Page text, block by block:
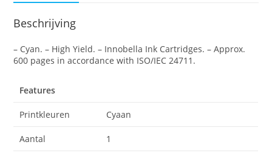
Beschrijving
– Cyan. – High Yield. – Innobella Ink Cartridges. – Approx.
600 pages in accordance with ISO/IEC 24711.
Features
Printkleuren Cyaan
Aantal 1